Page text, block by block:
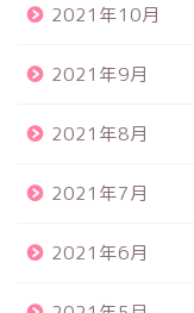
2021年10月
2021年9月
2021年8月
2021年7月
2021年6月